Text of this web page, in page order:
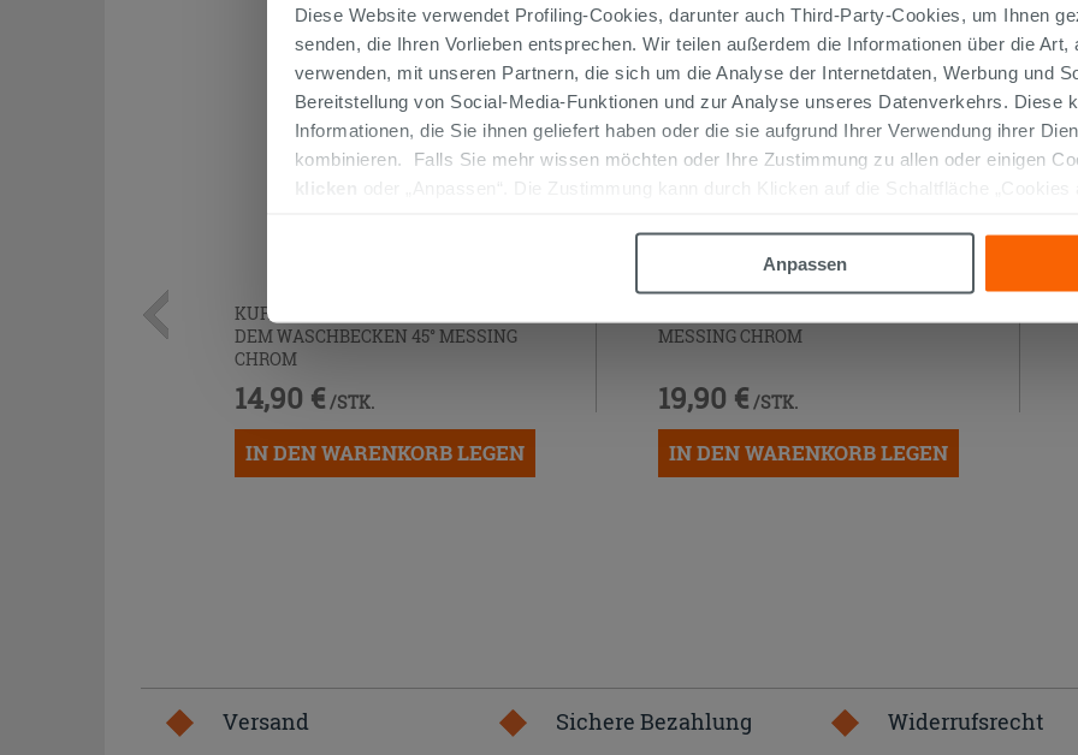
Diese Website verwendet Profiling-Cookies, darunter auch Third-Party-Cookies, um Ihnen
senden, die Ihren Vorlieben entsprechen. Wir teilen außerdem die Informationen über die
verwenden, mit unseren Partnern, die sich um die Analyse der Internetdaten, Werbung und
Bereitstellung von Social-Media-Funktionen und zur Analyse unseres Datenverkehrs. Diese
Informationen, die Sie ihnen geliefert haben oder die sie aufgrund Ihrer Verwendung ihrer
kombinieren. Falls Sie mehr wissen möchten oder Ihre Zustimmung zu allen oder einigen
klicken
oder „Anpassen“. Die Zustimmung kann durch Klicken auf die Schaltfläche „Cookies
Anpassen
KURVENPAAR ZUR MONTAGE UNTER
DEM WASCHBECKEN 45° MESSING
CHROM
14,90 € /STK.
IN DEN WARENKORB LEGEN
MESSING CHROM
19,90 € /STK.
IN DEN WARENKORB LEGEN
Versand Sichere Bezahlung Widerrufsrecht